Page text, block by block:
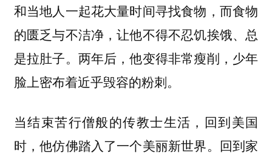
和当地人一起花大量时间寻找食物，而食物
的匮乏与不洁净，让他不得不忍饥挨饿、总
是拉肚子。两年后，他变得非常瘦削，少年
脸上密布着近乎毁容的粉刺。
当结束苦行僧般的传教士生活，回到美国
时，他仿佛踏入了一个美丽新世界。回到家